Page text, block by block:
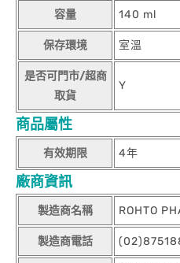
容量 140 ml
保存環境 室溫
是否可門市/超商
取貨
Y
商品屬性
有效期限 4年
廠商資訊
製造商名稱 ROHTO
製造商電話